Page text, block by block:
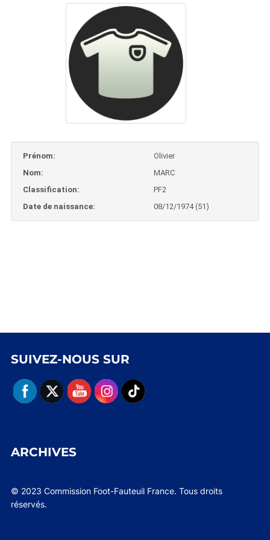
Prénom:
Olivier
Nom:
MARC
Classification:
PF2
Date de naissance:
08/12/1974 (51)
SUIVEZ-NOUS SUR
ARCHIVES
© 2023 Commission Foot-Fauteuil France. Tous droits
réservés.